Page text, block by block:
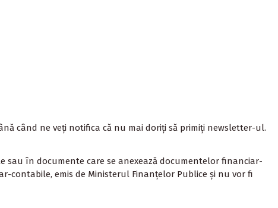
când ne veți notifica că nu mai doriți să primiți newsletter-ul.
în documente care se anexează documentelor financiar-
contabile, emis de Ministerul Finanțelor Publice și nu vor fi